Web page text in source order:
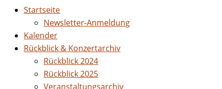
Startseite
Newsletter-Anmeldung
Kalender
Rückblick & Konzertarchiv
Rückblick 2024
Rückblick 2025
Veranstaltungsarchiv